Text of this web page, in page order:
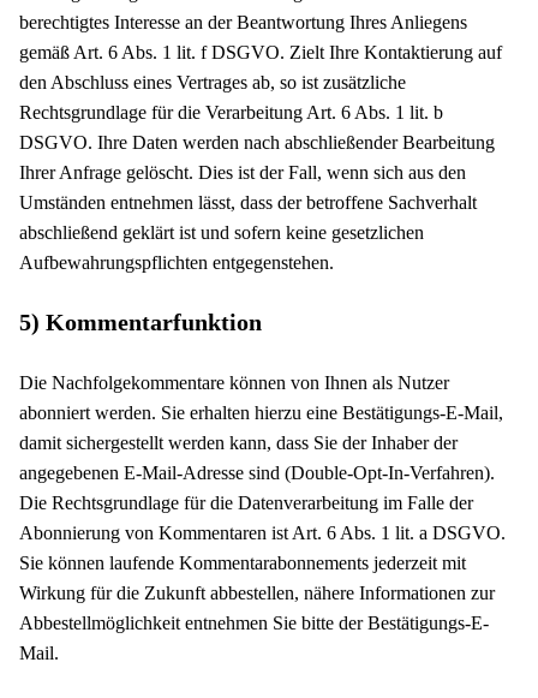
berechtigtes Interesse an der Beantwortung Ihres Anliegens
gemäß Art. 6 Abs. 1 lit. f DSGVO. Zielt Ihre Kontaktierung auf
den Abschluss eines Vertrages ab, so ist zusätzliche
Rechtsgrundlage für die Verarbeitung Art. 6 Abs. 1 lit. b
DSGVO. Ihre Daten werden nach abschließender Bearbeitung
Ihrer Anfrage gelöscht. Dies ist der Fall, wenn sich aus den
Umständen entnehmen lässt, dass der betroffene Sachverhalt
abschließend geklärt ist und sofern keine gesetzlichen
Aufbewahrungspflichten entgegenstehen.
5) Kommentarfunktion
Die Nachfolgekommentare können von Ihnen als Nutzer
abonniert werden. Sie erhalten hierzu eine Bestätigungs-E-Mail,
damit sichergestellt werden kann, dass Sie der Inhaber der
angegebenen E-Mail-Adresse sind (Double-Opt-In-Verfahren).
Die Rechtsgrundlage für die Datenverarbeitung im Falle der
Abonnierung von Kommentaren ist Art. 6 Abs. 1 lit. a DSGVO.
Sie können laufende Kommentarabonnements jederzeit mit
Wirkung für die Zukunft abbestellen, nähere Informationen zur
Abbestellmöglichkeit entnehmen Sie bitte der Bestätigungs-E-
Mail.